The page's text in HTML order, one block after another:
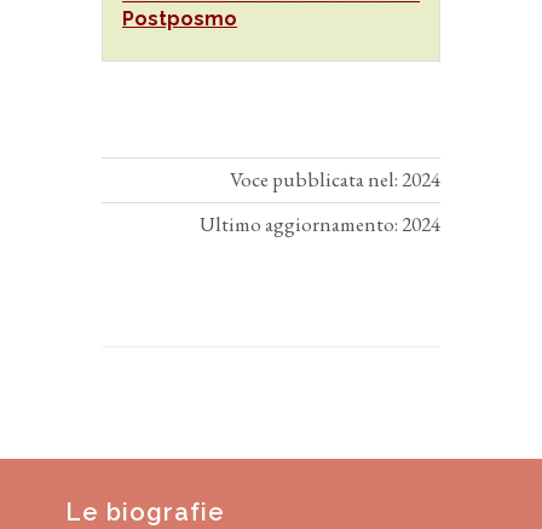
Postposmo
Voce pubblicata nel: 2024
Ultimo aggiornamento: 2024
Le biografie